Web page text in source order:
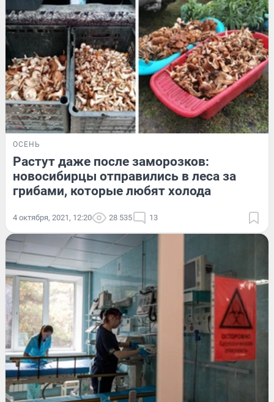
ОСЕНЬ
Растут даже после заморозков:
новосибирцы отправились в леса за
грибами, которые любят холода
4 октября, 2021, 12:20 28 535 13